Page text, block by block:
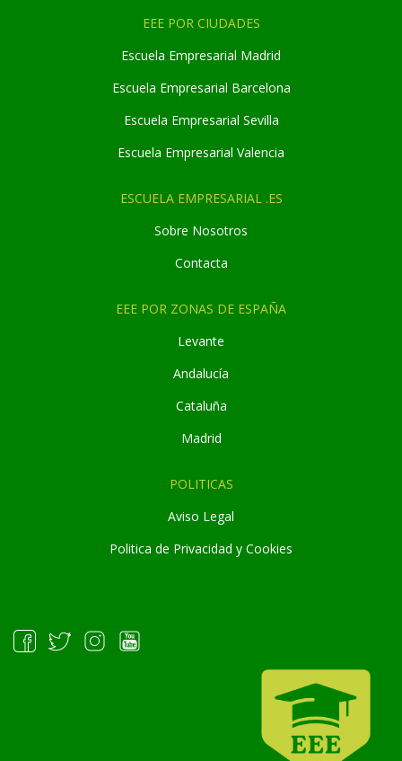
EEE POR CIUDADES
Escuela Empresarial Madrid
Escuela Empresarial Barcelona
Escuela Empresarial Sevilla
Escuela Empresarial Valencia
ESCUELA EMPRESARIAL .ES
Sobre Nosotros
Contacta
EEE POR ZONAS DE ESPAÑA
Levante
Andalucía
Cataluña
Madrid
POLITICAS
Aviso Legal
Politica de Privacidad y Cookies